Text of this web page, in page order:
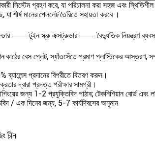
সিস্টেম গ্রহণ করে, যা পরিচালনা করা সহজ এবং স্থিতিশীল
যাশীর্ষ মানেরপেললেটতৈরিতে সহায়তা করবে ।
——টুইন স্ক্রু এক্সট্রুডার —— বৈদ্যুতিক নিয়ন্ত্রণ
কাঠের বেস প্লেট, স্যাঁতসেঁতে প্রমাণ প্লাস্টিকের আস্তরণ,
প্রদানের বিপরীতে বিতরণ করুন।
দ্বারা প্রদত্ত পরীক্ষার সামগ্রী।
জন্য 1-2 প্রযুক্তিবিদ পাঠাব; টেকনিশিয়ান বোর্ড এবং
/ এক দিনের জন্য, 5-7 কার্যদিবসের অনুমান
চীন